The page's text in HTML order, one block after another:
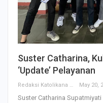
Suster Catharina,
‘Update’ Pelayanan
Redaksi Katolikana May 20,
Suster Catharina